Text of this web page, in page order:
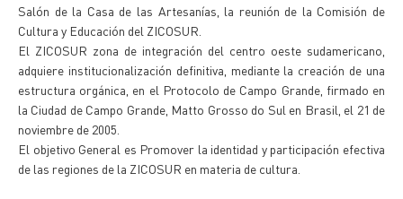
Salón de la Casa de las Artesanías, la reunión de la Comisión de
Cultura y Educación del ZICOSUR.
El ZICOSUR zona de integración del centro oeste sudamericano,
adquiere institucionalización definitiva, mediante la creación de una
estructura orgánica, en el Protocolo de Campo Grande, firmado en
la Ciudad de Campo Grande, Matto Grosso do Sul en Brasil, el 21 de
noviembre de 2005.
El objetivo General es Promover la identidad y participación efectiva
de las regiones de la ZICOSUR en materia de cultura.